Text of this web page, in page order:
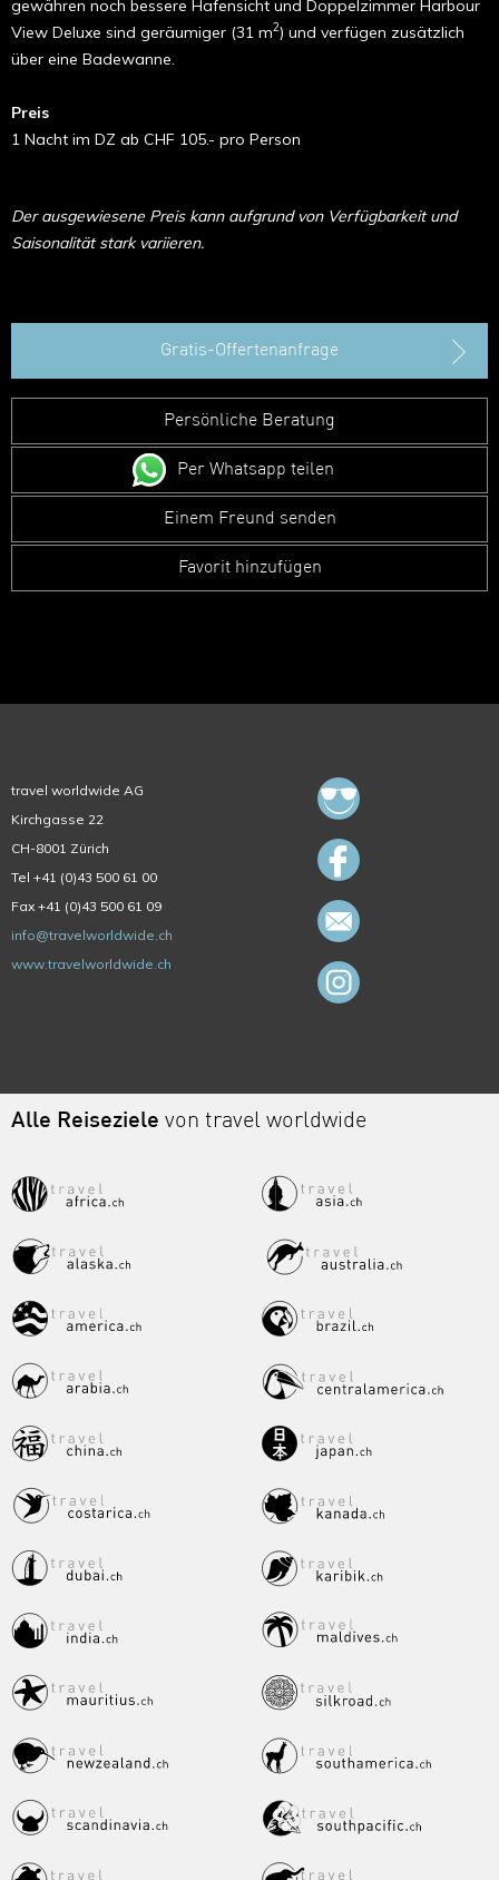
gewähren noch bessere Hafensicht und Doppelzimmer Harbour
View Deluxe sind geräumiger (31 m2) und verfügen zusätzlich
über eine Badewanne.
Preis
1 Nacht im DZ ab CHF 105.- pro Person
Der ausgewiesene Preis kann aufgrund von Verfügbarkeit und
Saisonalität stark variieren.
Gratis-Offertenanfrage
Persönliche Beratung
Per Whatsapp teilen
Einem Freund senden
Favorit hinzufügen
travel worldwide AG
Kirchgasse 22
CH-8001 Zürich
Tel +41 (0)43 500 61 00
Fax +41 (0)43 500 61 09
info@travelworldwide.ch
www.travelworldwide.ch
Alle Reiseziele von travel worldwide